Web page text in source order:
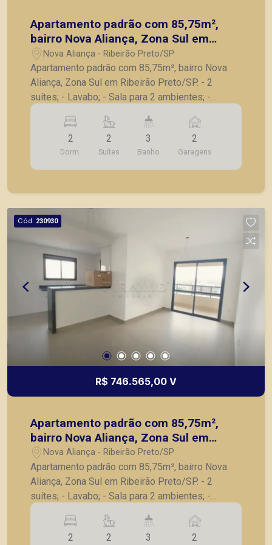
Apartamento padrão com 85,75m²,
bairro Nova Aliança, Zona Sul em
Ribeirão Preto/SP.
Nova Aliança - Ribeirão Preto/SP
Apartamento padrão com 85,75m², bairro Nova
Aliança, Zona Sul em Ribeirão Preto/SP. - 2
suítes; - Lavabo; - Sala para 2 ambientes; -
Varanda gourmet com churrasqueira; - Cozinha; -
Lavanderia; - 2 vagas de garagem. A Piramid tem
como objetivo atender seus clientes com
agilidade e segurança, em locação, vendas de
imóveis prontos, usados ou mesmo nos
2
Dorm.
2
Suítes
3
Banho
2
Garagens
Cód. 230930
R$ 746.565,00 V
Apartamento padrão com 85,75m²,
bairro Nova Aliança, Zona Sul em
Ribeirão Preto/SP.
Nova Aliança - Ribeirão Preto/SP
Apartamento padrão com 85,75m², bairro Nova
Aliança, Zona Sul em Ribeirão Preto/SP. - 2
suítes; - Lavabo; - Sala para 2 ambientes; -
Varanda gourmet com churrasqueira; - Cozinha; -
Lavanderia; - 2 vagas de garagem. A Piramid tem
como objetivo atender seus clientes com
2 2 3 2